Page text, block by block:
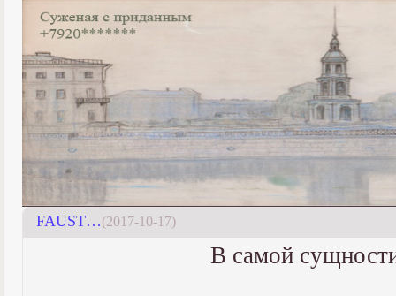
FAUST…(2017-10-17)
В самой